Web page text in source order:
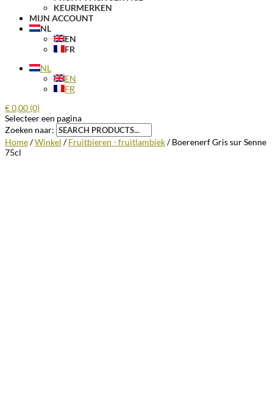
KEURMERKEN
MIJN ACCOUNT
NL
EN
FR
NL
EN
FR
€0,00 (0)
Selecteer een pagina
Zoeken naar:
Home/Winkel /Fruitbieren - fruitlambiek/ Boerenerf Gris sur Senne
75cl